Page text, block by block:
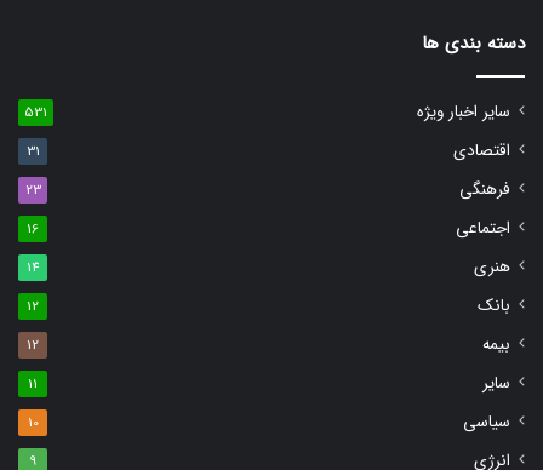
دسته بندی ها
سایر اخبار ویژه 531
اقتصادی 31
فرهنگی 23
اجتماعی 16
هنری 14
بانک 12
بیمه 12
سایر 11
سیاسی 10
انرژی 9